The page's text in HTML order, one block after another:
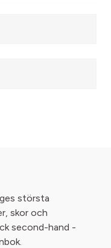
största
skor och
second-hand -